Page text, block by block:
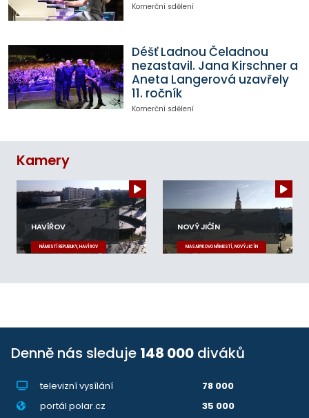
Komerční sdělení
Déšť Ladnou Čeladnou
nezastavil. Jana Kirschner a
Aneta Langerová uzavřely
11. ročník
Komerční sdělení
Kamery
HAVÍŘOV
NÁMĚSTÍ REPUBLIKY, HAVÍŘOV
NOVÝ JIČÍN
MASARYKOVO NÁMĚSTÍ, NOVÝ JIČÍN
Denně nás sleduje 148 000 diváků
televizní vysílání
78 000
portál polar.cz
35 000